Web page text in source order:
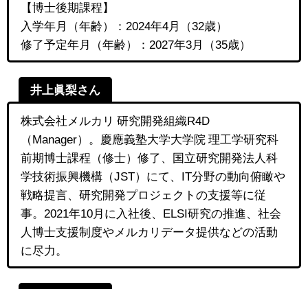
【博士後期課程】
入学年月（年齢）：2024年4月（32歳）
修了予定年月（年齢）：2027年3月（35歳）
井上眞梨さん
株式会社メルカリ 研究開発組織R4D
（Manager）。慶應義塾大学大学院 理工学研究科
前期博士課程（修士）修了、国立研究開発法人科
学技術振興機構（JST）にて、IT分野の動向俯瞰や
戦略提言、研究開発プロジェクトの支援等に従
事。2021年10月に入社後、ELSI研究の推進、社会
人博士支援制度やメルカリデータ提供などの活動
に尽力。